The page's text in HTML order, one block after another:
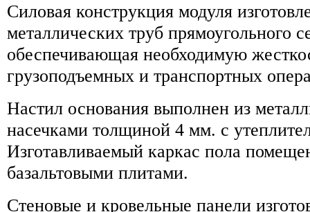
Силовая конструкция модуля
металлических труб прямоугольного
обеспечивающая необходимую
грузоподъемных и транспортных
Настил основания выполнен из
насечками толщиной 4 мм. с
Изготавливаемый каркас пола
базальтовыми плитами.
Стеновые и кровельные панели